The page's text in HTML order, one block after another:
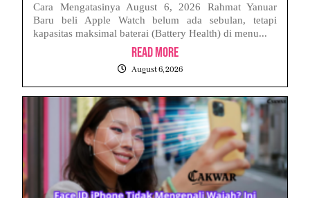
Cara Mengatasinya August 6, 2026 Rahmat Yanuar
Baru beli Apple Watch belum ada sebulan, tetapi
kapasitas maksimal baterai (Battery Health) di menu...
Read More
August 6, 2026